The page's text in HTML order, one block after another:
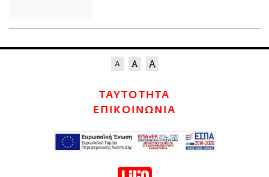
ΤΑΥΤΟΤΗΤΑ
ΕΠΙΚΟΙΝΩΝΙΑ